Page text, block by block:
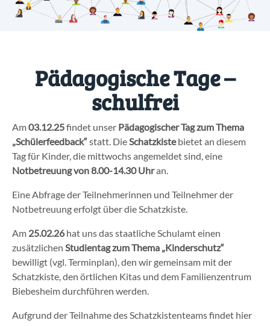
Pädagogische Tage –
schulfrei
Am03.12.25findet unser Pädagogischer Tag zum Thema
„Schülerfeedback“statt. DieSchatzkistebietet an diesem
Tag für Kinder, die mittwochs angemeldet sind, eine
Notbetreuung von 8.00-14.30 Uhran.
Eine Abfrage der Teilnehmerinnen und Teilnehmer der
Notbetreuung erfolgt über die Schatzkiste.
Am 25.02.26hat uns das staatliche Schulamt einen
zusätzlichen Studientag zum Thema „Kinderschutz“
bewilligt (vgl. Terminplan), den wir gemeinsam mit der
Schatzkiste, den örtlichen Kitas und dem Familienzentrum
Biebesheim durchführen werden.
Aufgrund der Teilnahme des Schatzkistenteams findet hier